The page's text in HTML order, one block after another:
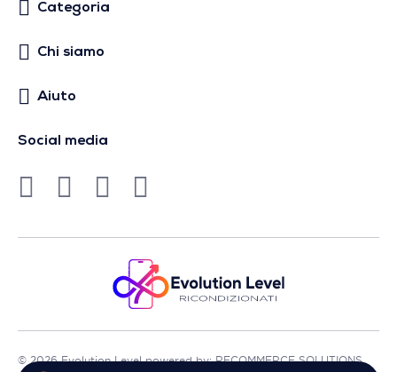
Categoria
Chi siamo
Aiuto
Social media
© 2026 Evolution Level powered by: RECOMMERCE SOLUTIONS